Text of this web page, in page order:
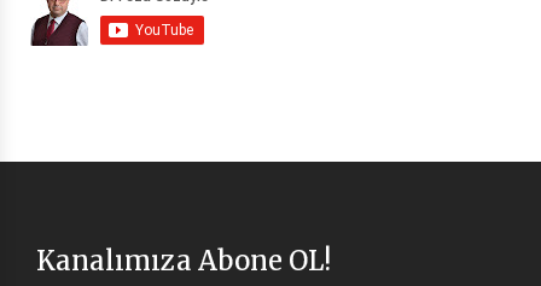
Kanalımıza Abone OL!